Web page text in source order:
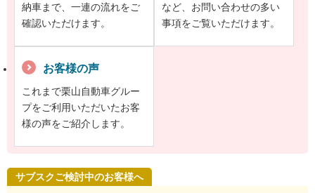
納車まで、一連の流れをご
確認いただけます。
など、お問い合わせの多い
事項をご覧いただけます。
お客様の声
これまで栗山自動車グルー
プをご利用いただいたお客
様の声をご紹介します。
サブスクご検討中のお客様へ